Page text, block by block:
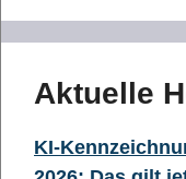
Aktuelle
KI-